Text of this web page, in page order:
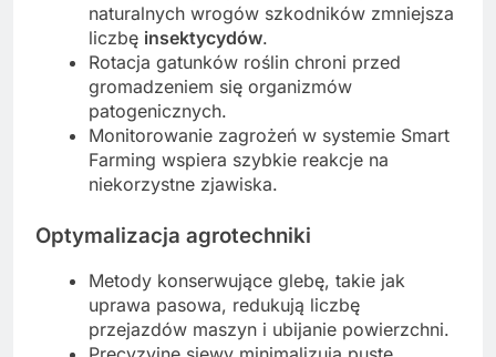
naturalnych wrogów szkodników zmniejsza
liczbę insektycydów.
Rotacja gatunków roślin chroni przed
gromadzeniem się organizmów
patogenicznych.
Monitorowanie zagrożeń w systemie Smart
Farming wspiera szybkie reakcje na
niekorzystne zjawiska.
Optymalizacja agrotechniki
Metody konserwujące glebę, takie jak
uprawa pasowa, redukują liczbę
przejazdów maszyn i ubijanie powierzchni.